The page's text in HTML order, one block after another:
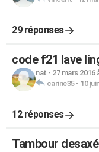
29 réponses
code f21 lave
nat - 27 mars 2016
carine35- 10
12 réponses
Tambour desaxé